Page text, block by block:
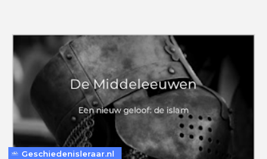
Geschiedenisleraar.nl